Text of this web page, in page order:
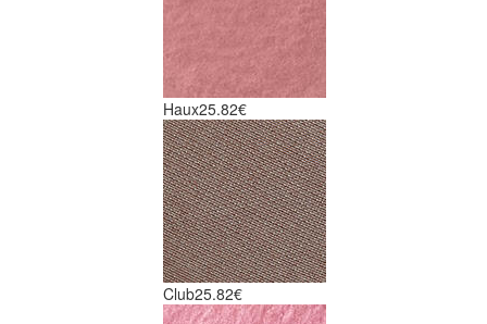
Haux25.82€
Club25.82€